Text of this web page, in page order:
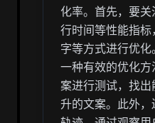
化率。首先，要
行时间等性能指
字等方式进行优
一种有效的优化
案进行测试，找
升的文案。此外